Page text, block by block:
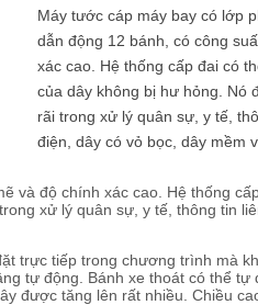
Máy tước cáp máy bay có lớp
dẫn động 12 bánh, có công
xác cao. Hệ thống cấp đai có
của dây không bị hư hỏng. Nó
rãi trong xử lý quân sự, y tế,
điện, dây có vỏ bọc, dây mềm
và độ chính xác cao. Hệ thống
xử lý quân sự, y tế, thông tin
trực tiếp trong chương trình mà
tự động. Bánh xe thoát có thể tự
được tăng lên rất nhiều. Chiều